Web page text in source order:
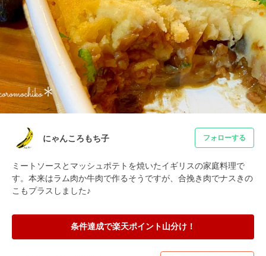
にゃんころもち子 フォローする
ミートソースとマッシュポテトを焼いたイギリスの家庭料理で
す。本来はラム肉か牛肉で作るそうですが、合挽き肉でナスきの
こもプラスしました♪
条件達成で楽天ポイント山分け！